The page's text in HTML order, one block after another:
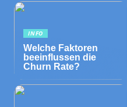
INFO
Welche Faktoren
beeinflussen die
Churn Rate?